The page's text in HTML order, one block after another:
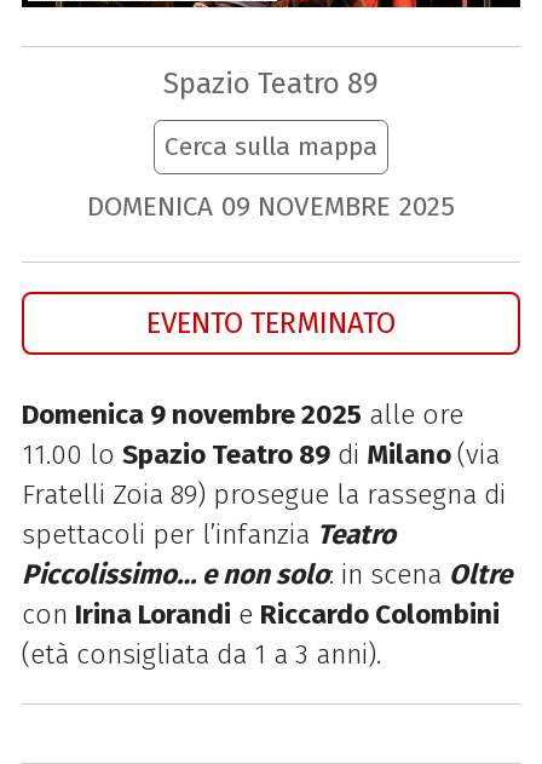
Spazio Teatro 89
Cerca sulla mappa
DOMENICA 09 NOVEMBRE 2025
EVENTO TERMINATO
Domenica 9 novembre 2025 alle ore
11.00 lo Spazio Teatro 89di Milano(via
Fratelli Zoia 89) prosegue la rassegna di
spettacoli per l’infanzia Teatro
Piccolissimo… e nonsolo: in scena Oltre
con Irina Lorandi e Riccardo Colombini
(età consigliata da 1 a 3 anni).